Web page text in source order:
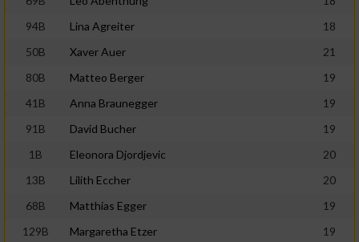
94B
Lina Agreiter
18
50B
Xaver Auer
21
80B
Matteo Berger
19
41B
Anna Braunegger
19
91B
David Bucher
19
1B
Eleonora Djordjevic
20
13B
Lilith Eccher
20
68B
Matthias Egger
19
129B
Margaretha Etzer
19